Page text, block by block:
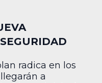
radica en los
a